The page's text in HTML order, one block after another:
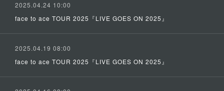
2025.04.24 10:00
face to ace TOUR 2025『LIVE GOES ON 2025』
2025.04.19 08:00
face to ace TOUR 2025『LIVE GOES ON 2025』